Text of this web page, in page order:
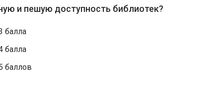
и пешую доступность библиотек?
балла
балла
баллов